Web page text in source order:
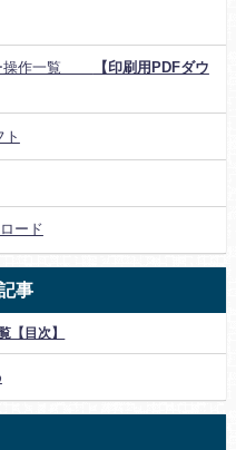
ー操作一覧
【印刷用PDFダウ
ト
ード
事
【目次】